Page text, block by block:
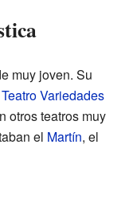
muy joven. Su
Teatro Variedades
otros teatros muy
el Martín, el